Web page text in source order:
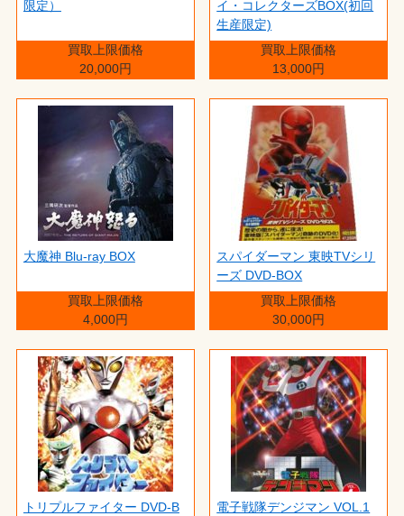
限定）
買取上限価格
20,000円
イ・コレクターズBOX(初回
生産限定)
買取上限価格
13,000円
大魔神 Blu-ray BOX
買取上限価格
4,000円
スパイダーマン 東映TVシリ
ーズ DVD-BOX
買取上限価格
30,000円
トリプルファイター DVD-B
電子戦隊デンジマン VOL.1